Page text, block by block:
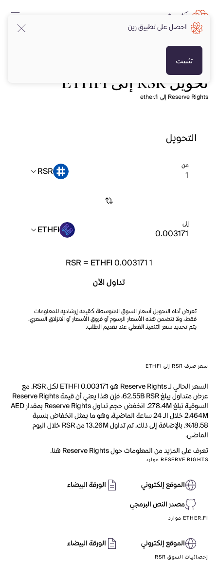
تحويل RSR إلى ETHFI
Reserve Rights إلى ether.fi
التحويل
من RSR
إلى ETHFI
1
RSR = ETHFI 0.003171
تداول الآن
تعرض أداة التحويل أسعار السوق المتوسطة كقيمة إرشادية للمعلومات
فقط، ولا تتضمن هذه الأسعار الرسوم أو فروق الأسعار أو الانزلاق السعري.
يتم تحديد سعر التنفيذ الفعلي عند تقديم الطلب.
سعر صرف RSR إلى ETHFI
السعر الحالي لـ Reserve Rights هو ETHFI 0.003171 لكل RSR. مع
عرض متداول يبلغ 62.55B RSR، فإن هذا يعني أن قيمة Reserve Rights
السوقية تبلغ 278.4M. انخفض حجم تداول Reserve Rights بمقدار AED
2.464M خلال الـ 24 ساعة الماضية، وهو ما يمثل انخفاض بنسبة
18.58%. بالإضافة إلى ذلك، تم تداول 13.26M من RSR خلال اليوم
الماضي.
تعرف على المزيد من المعلومات حول Reserve Rights هنا.
RESERVE RIGHTS موارد
الموقع إلكتروني
الورقة البيضاء
مصدر النص البرمجي
ETHER.FI موارد
الموقع إلكتروني الورقة البيضاء
إحصائيات السوق RSR
احصل على تطبيق رين
تثبيت